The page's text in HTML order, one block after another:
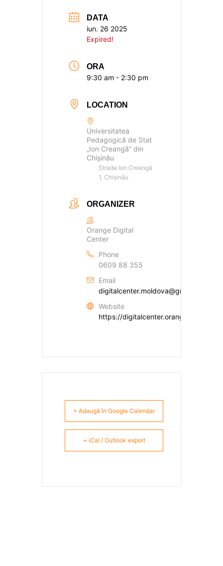
DATA
iun. 26 2025
Expired!
ORA
9:30 am - 2:30 pm
LOCATION
Universitatea
Pedagogică de Stat
„Ion Creangă” din
Chișinău
Strada Ion Creangă
1, Chișinău
ORGANIZER
Orange Digital
Center
Phone
0609 88 355
Email
digitalcenter.moldova@gmail.com
Website
https://digitalcenter.orange.md/
+ Adaugă în Google Calendar
+ iCal / Outlook export